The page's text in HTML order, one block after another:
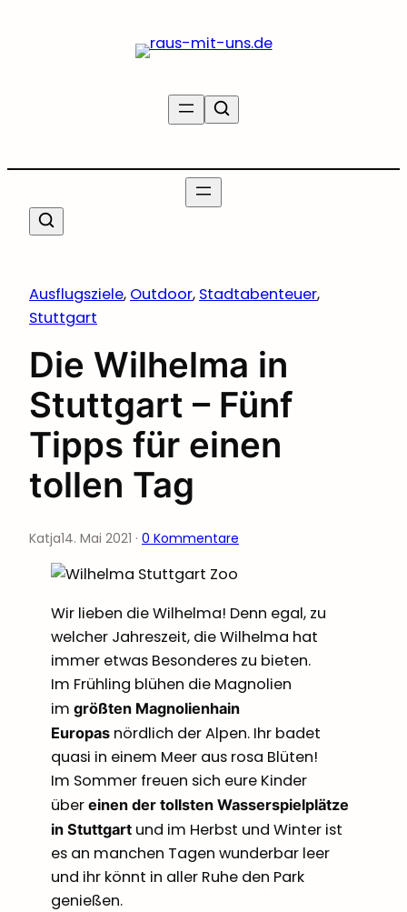
Ausflugsziele, Outdoor, Stadtabenteuer
Stuttgart
Die Wilhelma in
Stuttgart – Fünf
Tipps für einen
tollen Tag
Katja14. Mai 2021 · 0 Kommentare
Wir lieben die Wilhelma! Denn egal, zu
welcher Jahreszeit, die Wilhelma hat
immer etwas Besonderes zu bieten.
Im Frühling blühen die Magnolien
im größten Magnolienhain
Europas nördlich der Alpen. Ihr badet
quasi in einem Meer aus rosa Blüten!
Im Sommer freuen sich eure Kinder
über einen der tollsten Wasserspielplätze
in Stuttgart und im Herbst und Winter ist
es an manchen Tagen wunderbar leer
und ihr könnt in aller Ruhe den Park
genießen.